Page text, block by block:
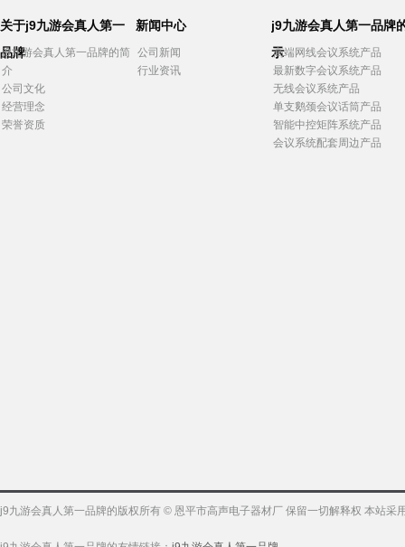
关于j9九游会真人第一
品牌
j9九游会真人第一品牌的简
介
公司文化
经营理念
荣誉资质
新闻中心
公司新闻
行业资讯
j9九游会真人第一品牌
示
高端网线会议系统产品
最新数字会议系统产品
无线会议系统产品
单支鹅颈会议话筒产品
智能中控矩阵系统产品
会议系统配套周边产品
j9九游会真人第一品牌的版权所有 © 恩平市高声电子器材厂 保留一切解释权 本站采